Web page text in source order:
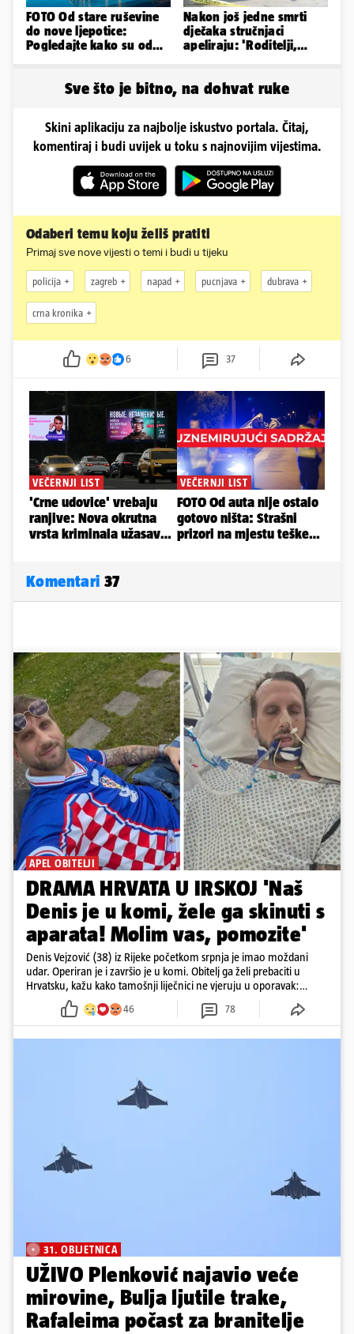
FOTO Od stare ruševine
do nove ljepotice:
Pogledajte kako su od
Nakon još jedne smrti
dječaka stručnjaci
apeliraju: 'Roditelji,
Sve što je bitno, na dohvat ruke
Skini aplikaciju za najbolje iskustvo portala. Čitaj,
komentiraj i budi uvijek u toku s najnovijim vijestima.
Odaberi temu koju želiš pratiti
Primaj sve nove vijesti o temi i budi u tijeku
policija zagreb napad pucnjava dubrava
crna kronika
6 37
Komentari 37
APEL OBITELJI
DRAMA HRVATA U IRSKOJ 'Naš
Denis je u komi, žele ga skinuti s
aparata! Molim vas, pomozite'
Denis Vejzović (38) iz Rijeke početkom srpnja je imao moždani
udar. Operiran je i završio je u komi. Obitelj ga želi prebaciti u
Hrvatsku, kažu kako tamošnji liječnici ne vjeruju u oporavak:
'Imamo 72 sata'
46 78
31. OBLJETNICA
UŽIVO Plenković najavio veće
mirovine, Bulja ljutile trake,
Rafaleima počast za branitelje